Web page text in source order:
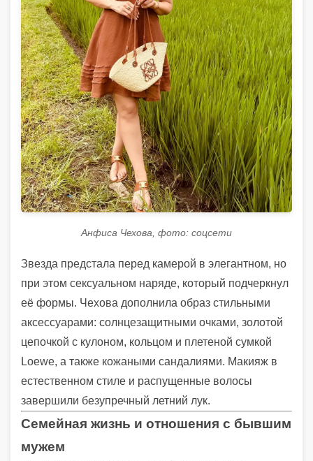
Анфиса Чехова, фото: соцсети
Звезда предстала перед камерой в элегантном, но
при этом сексуальном наряде, который подчеркнул
её формы. Чехова дополнила образ стильными
аксессуарами: солнцезащитными очками, золотой
цепочкой с кулоном, кольцом и плетеной сумкой
Loewe, а также кожаными сандалиями. Макияж в
естественном стиле и распущенные волосы
завершили безупречный летний лук.
Семейная жизнь и отношения с бывшим
мужем